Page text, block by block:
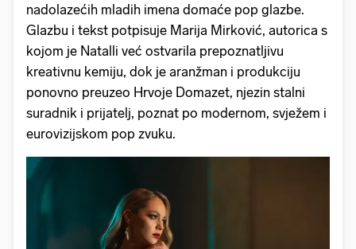
nadolazećih mladih imena domaće pop glazbe.
Glazbu i tekst potpisuje Marija Mirković, autorica s
kojom je Natalli već ostvarila prepoznatljivu
kreativnu kemiju, dok je aranžman i produkciju
ponovno preuzeo Hrvoje Domazet, njezin stalni
suradnik i prijatelj, poznat po modernom, svježem i
eurovizijskom pop zvuku.